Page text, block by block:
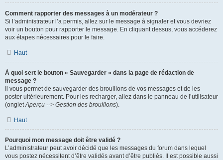
Comment rapporter des messages à un modérateur ?
Si l’administrateur l’a permis, allez sur le message à signaler et vous devriez
voir un bouton pour rapporter le message. En cliquant dessus, vous accéderez
aux étapes nécessaires pour le faire.
Haut
À quoi sert le bouton « Sauvegarder » dans la page de rédaction de
message ?
Il vous permet de sauvegarder des brouillons de vos messages et de les
poster ultérieurement. Pour les recharger, allez dans le panneau de l’utilisateur
(ongletAperçu --> Gestion des brouillons).
Haut
Pourquoi mon message doit être validé ?
L’administrateur peut avoir décidé que les messages du forum dans lequel
vous postez nécessitent d’être validés avant d’être publiés. Il est possible aussi